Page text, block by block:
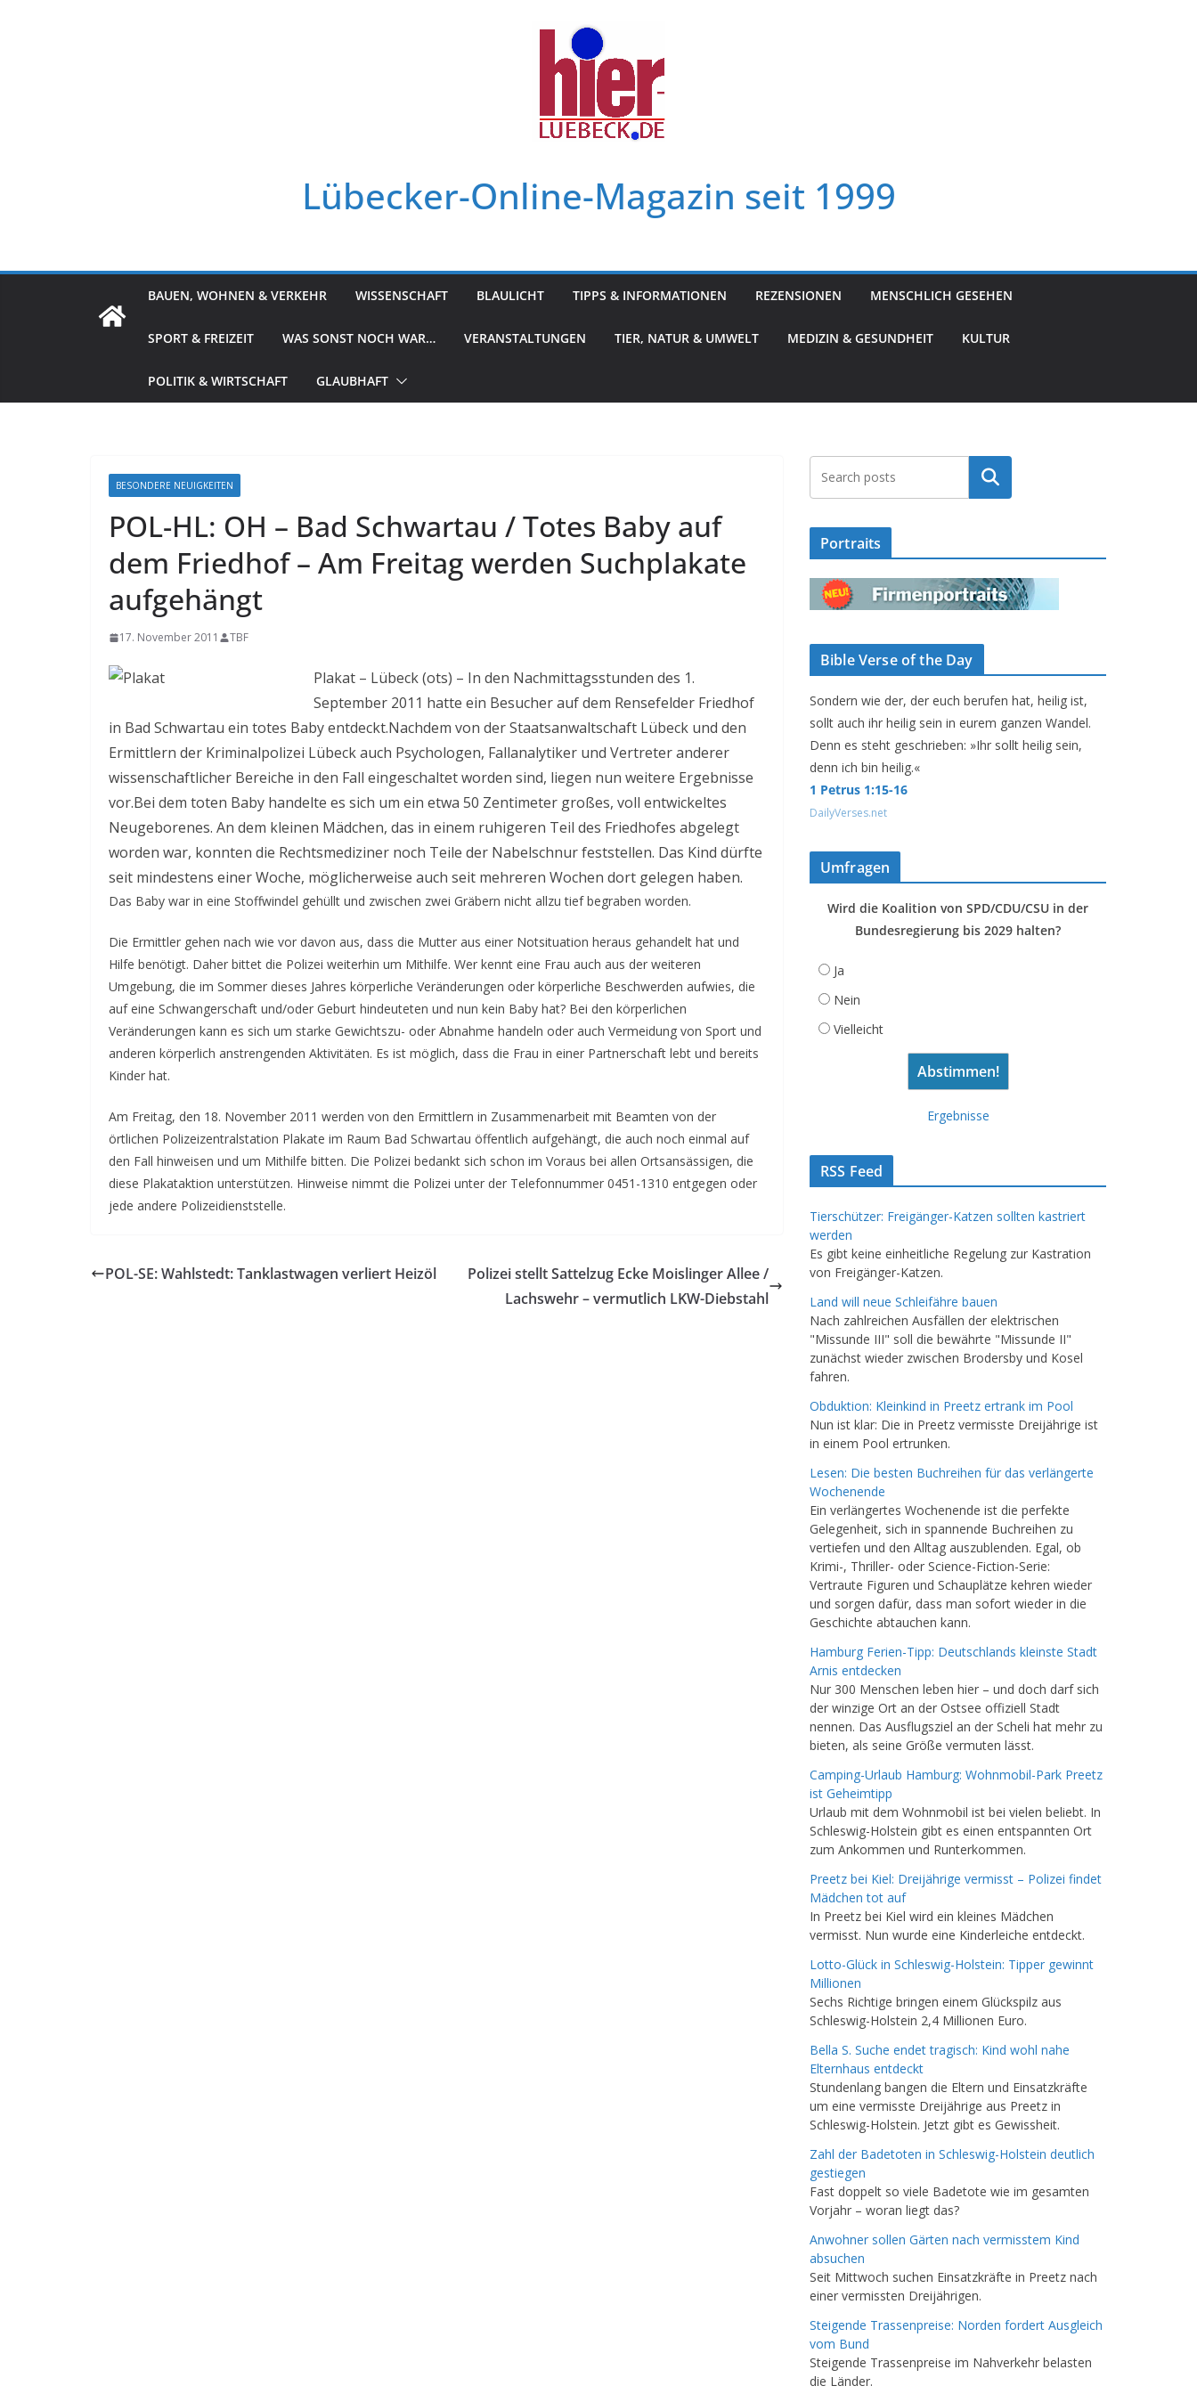
Lübecker-Online-Magazin seit 1999
BAUEN, WOHNEN & VERKEHR WISSENSCHAFT BLAULICHT TIPPS & INFORMATIONEN REZENSIONEN MENSCHLICH GESEHEN
SPORT & FREIZEIT WAS SONST NOCH WAR… VERANSTALTUNGEN TIER, NATUR & UMWELT MEDIZIN & GESUNDHEIT KULTUR
POLITIK & WIRTSCHAFT GLAUBHAFT
BESONDERE NEUIGKEITEN
POL-HL: OH – Bad Schwartau / Totes Baby auf
dem Friedhof – Am Freitag werden Suchplakate
aufgehängt
17. November 2011 TBF
Plakat – Lübeck (ots) – In den Nachmittagsstunden des 1.
September 2011 hatte ein Besucher auf dem Rensefelder Friedhof
in Bad Schwartau ein totes Baby entdeckt.Nachdem von der Staatsanwaltschaft Lübeck und den
Ermittlern der Kriminalpolizei Lübeck auch Psychologen, Fallanalytiker und Vertreter anderer
wissenschaftlicher Bereiche in den Fall eingeschaltet worden sind, liegen nun weitere Ergebnisse
vor.Bei dem toten Baby handelte es sich um ein etwa 50 Zentimeter großes, voll entwickeltes
Neugeborenes. An dem kleinen Mädchen, das in einem ruhigeren Teil des Friedhofes abgelegt
worden war, konnten die Rechtsmediziner noch Teile der Nabelschnur feststellen. Das Kind dürfte
seit mindestens einer Woche, möglicherweise auch seit mehreren Wochen dort gelegen haben.
Das Baby war in eine Stoffwindel gehüllt und zwischen zwei Gräbern nicht allzu tief begraben worden.
Die Ermittler gehen nach wie vor davon aus, dass die Mutter aus einer Notsituation heraus gehandelt hat und
Hilfe benötigt. Daher bittet die Polizei weiterhin um Mithilfe. Wer kennt eine Frau auch aus der weiteren
Umgebung, die im Sommer dieses Jahres körperliche Veränderungen oder körperliche Beschwerden aufwies, die
auf eine Schwangerschaft und/oder Geburt hindeuteten und nun kein Baby hat? Bei den körperlichen
Veränderungen kann es sich um starke Gewichtszu- oder Abnahme handeln oder auch Vermeidung von Sport und
anderen körperlich anstrengenden Aktivitäten. Es ist möglich, dass die Frau in einer Partnerschaft lebt und bereits
Kinder hat.
Am Freitag, den 18. November 2011 werden von den Ermittlern in Zusammenarbeit mit Beamten von der
örtlichen Polizeizentralstation Plakate im Raum Bad Schwartau öffentlich aufgehängt, die auch noch einmal auf
den Fall hinweisen und um Mithilfe bitten. Die Polizei bedankt sich schon im Voraus bei allen Ortsansässigen, die
diese Plakataktion unterstützen. Hinweise nimmt die Polizei unter der Telefonnummer 0451-1310 entgegen oder
jede andere Polizeidienststelle.
POL-SE: Wahlstedt: Tanklastwagen verliert Heizöl
Polizei stellt Sattelzug Ecke Moislinger Allee /
Lachswehr – vermutlich LKW-Diebstahl
Suchen
Portraits
Bible Verse of the Day
Sondern wie der, der euch berufen hat, heilig ist,
sollt auch ihr heilig sein in eurem ganzen Wandel.
Denn es steht geschrieben: »Ihr sollt heilig sein,
denn ich bin heilig.«
1 Petrus 1:15-16
DailyVerses.net
Umfragen
Wird die Koalition von SPD/CDU/CSU in der
Bundesregierung bis 2029 halten?
Ja
Nein
Vielleicht
Ergebnisse
RSS Feed
Tierschützer: Freigänger-Katzen sollten kastriert
werden
Es gibt keine einheitliche Regelung zur Kastration
von Freigänger-Katzen.
Land will neue Schleifähre bauen
Nach zahlreichen Ausfällen der elektrischen
"Missunde III" soll die bewährte "Missunde II"
zunächst wieder zwischen Brodersby und Kosel
fahren.
Obduktion: Kleinkind in Preetz ertrank im Pool
Nun ist klar: Die in Preetz vermisste Dreijährige ist
in einem Pool ertrunken.
Lesen: Die besten Buchreihen für das verlängerte
Wochenende
Ein verlängertes Wochenende ist die perfekte
Gelegenheit, sich in spannende Buchreihen zu
vertiefen und den Alltag auszublenden. Egal, ob
Krimi-, Thriller- oder Science-Fiction-Serie:
Vertraute Figuren und Schauplätze kehren wieder
und sorgen dafür, dass man sofort wieder in die
Geschichte abtauchen kann.
Hamburg Ferien-Tipp: Deutschlands kleinste Stadt
Arnis entdecken
Nur 300 Menschen leben hier – und doch darf sich
der winzige Ort an der Ostsee offiziell Stadt
nennen. Das Ausflugsziel an der Scheli hat mehr zu
bieten, als seine Größe vermuten lässt.
Camping-Urlaub Hamburg: Wohnmobil-Park Preetz
ist Geheimtipp
Urlaub mit dem Wohnmobil ist bei vielen beliebt. In
Schleswig-Holstein gibt es einen entspannten Ort
zum Ankommen und Runterkommen.
Preetz bei Kiel: Dreijährige vermisst – Polizei findet
Mädchen tot auf
In Preetz bei Kiel wird ein kleines Mädchen
vermisst. Nun wurde eine Kinderleiche entdeckt.
Lotto-Glück in Schleswig-Holstein: Tipper gewinnt
Millionen
Sechs Richtige bringen einem Glückspilz aus
Schleswig-Holstein 2,4 Millionen Euro.
Bella S. Suche endet tragisch: Kind wohl nahe
Elternhaus entdeckt
Stundenlang bangen die Eltern und Einsatzkräfte
um eine vermisste Dreijährige aus Preetz in
Schleswig-Holstein. Jetzt gibt es Gewissheit.
Zahl der Badetoten in Schleswig-Holstein deutlich
gestiegen
Fast doppelt so viele Badetote wie im gesamten
Vorjahr – woran liegt das?
Anwohner sollen Gärten nach vermisstem Kind
absuchen
Seit Mittwoch suchen Einsatzkräfte in Preetz nach
einer vermissten Dreijährigen.
Steigende Trassenpreise: Norden fordert Ausgleich
vom Bund
Steigende Trassenpreise im Nahverkehr belasten
die Länder.